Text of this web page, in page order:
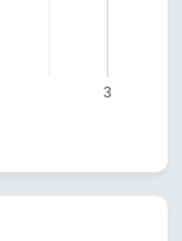
3